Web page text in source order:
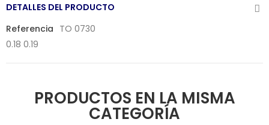
DETALLES DEL PRODUCTO
Referencia TO 0730
0.18 0.19
PRODUCTOS EN LA MISMA
CATEGORÍA